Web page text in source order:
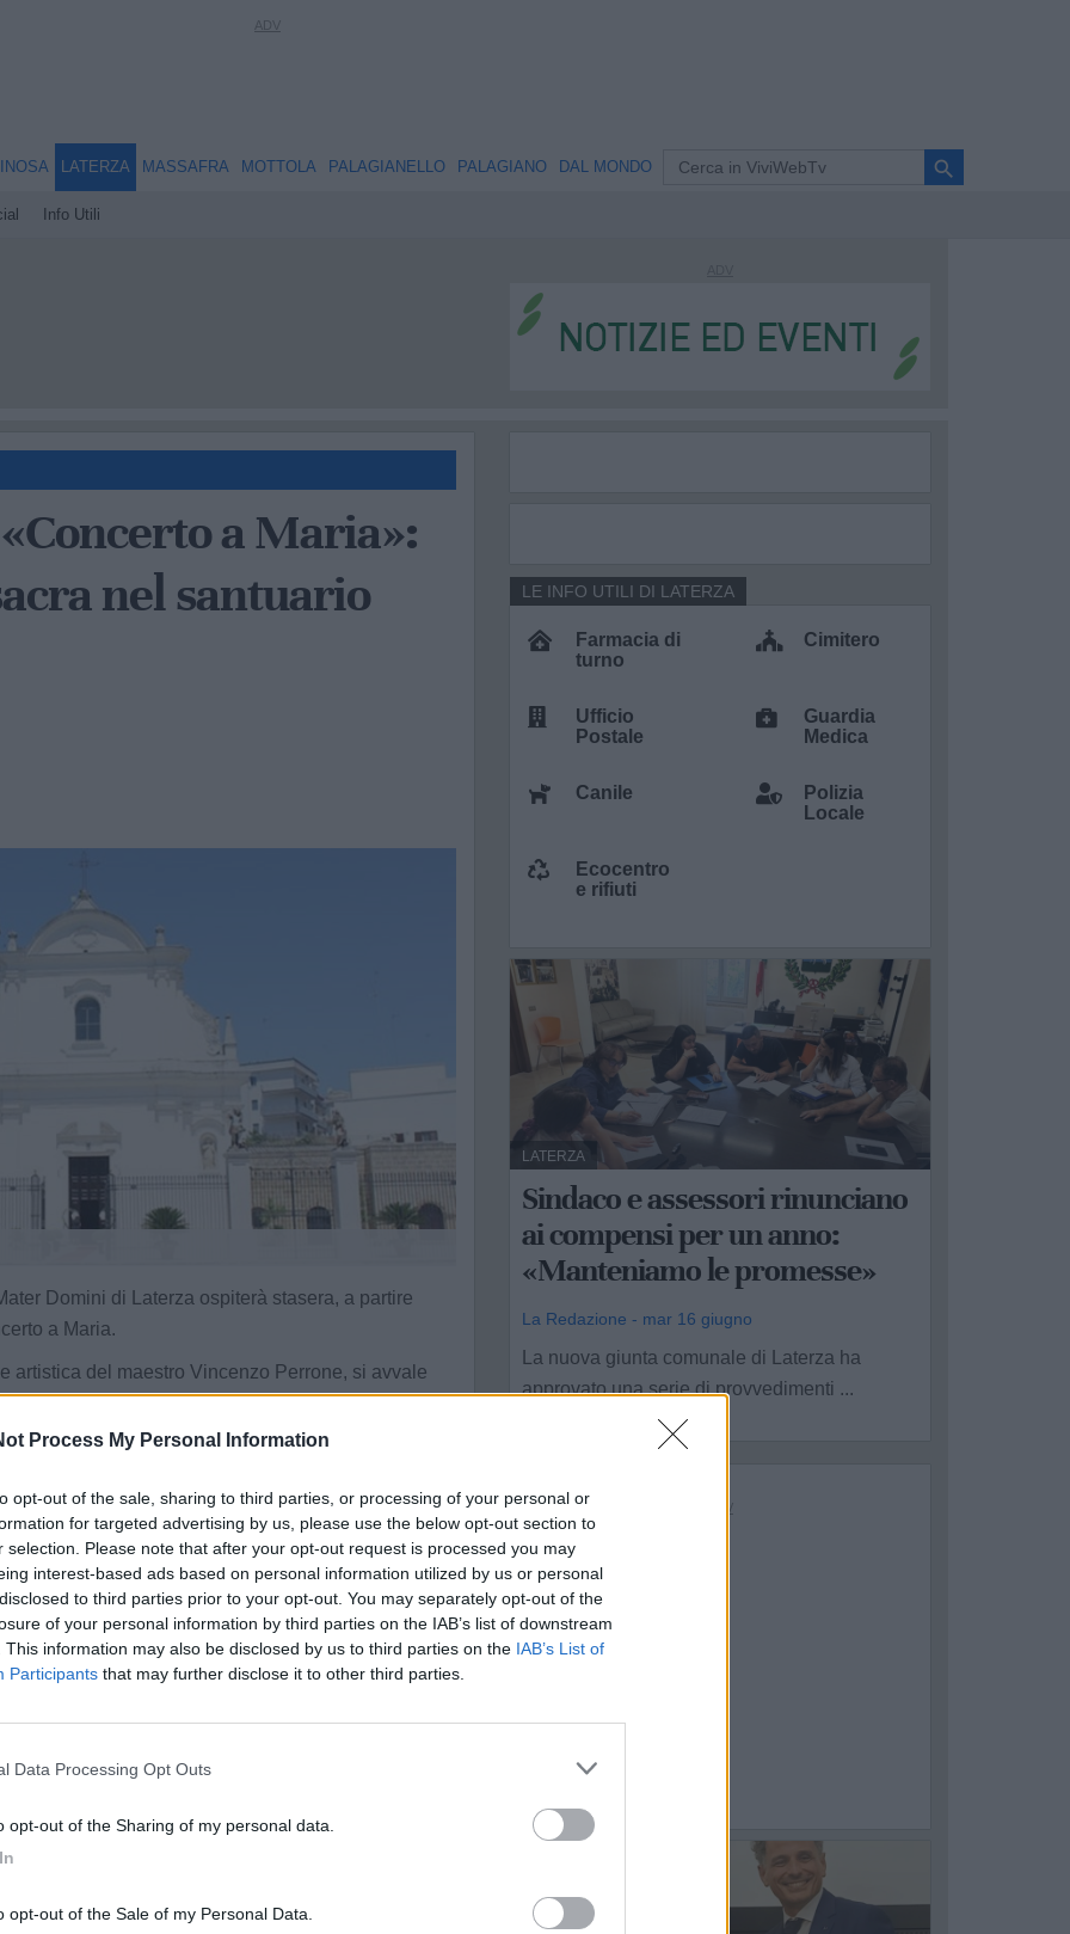
Process My Personal Information
opt-out of the sale, sharing to third parties, or processing of your personal or
for targeted advertising by us, please use the below opt-out section to
selection. Please note that after your opt-out request is processed you may
interest-based ads based on personal information utilized by us or personal
to third parties prior to your opt-out. You may separately opt-out of the
of your personal information by third parties on the IAB’s list of downstream
This information may also be disclosed by us to third parties on the IAB’s List of
Participants that may further disclose it to other third parties.
Data Processing Opt Outs
opt-out of the Sharing of my personal data.
opt-out of the Sale of my Personal Data.
LATERZA
Info Utili
MASSAFRA MOTTOLA PALAGIANELLO PALAGIANO DAL MONDO search
a Maria»:
nel santuario
Domini di Laterza ospiterà stasera, a partire
a Maria.
artistica del maestro Vincenzo Perrone, si avvale
della Regione Puglia, concesso con
Pontificio Istituto di Musica Sacra, del
del Comune di Laterza. La serata vedrà
incentrato sulla devozione mariana.
di rilievo e solisti di chiara fama, tra i quali
e il musicista Antonio Ippolito al bandoneon. La
alle due storiche compagini del territorio, il Coro
A guidare l'intera esecuzione concertistica,
d’orchestra, sarà lo stesso Vincenzo Perrone.
di secolo di attività sul territorio, è sostenuta anche
regionali corali e dall’Associazione Regionale
rassegna, la direzione ha espresso il valore
tratti di un «Concerto a Maria» volto a coniugare
dello spazio sacro laertino.
Farmacia di
turno
Cimitero
Ufficio
Postale
Guardia
Medica
Canile
Polizia
Locale
Ecocentro
e rifiuti
LE INFO UTILI DI LATERZA
LATERZA
Sindaco e assessori rinunciano
ai compensi per un anno:
«Manteniamo le promesse»
La Redazione - mar 16 giugno
La nuova giunta comunale di Laterza ha
approvato una serie di provvedimenti ...